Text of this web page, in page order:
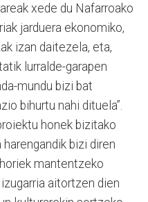
xede du Nafarroako
jarduera ekonomiko,
izan daitezela, eta,
lurralde-garapen
mundu bizi bat
bihurtu nahi dituela”.
honek bizitako
bizi diren
mantentzeko
aitortzen dien